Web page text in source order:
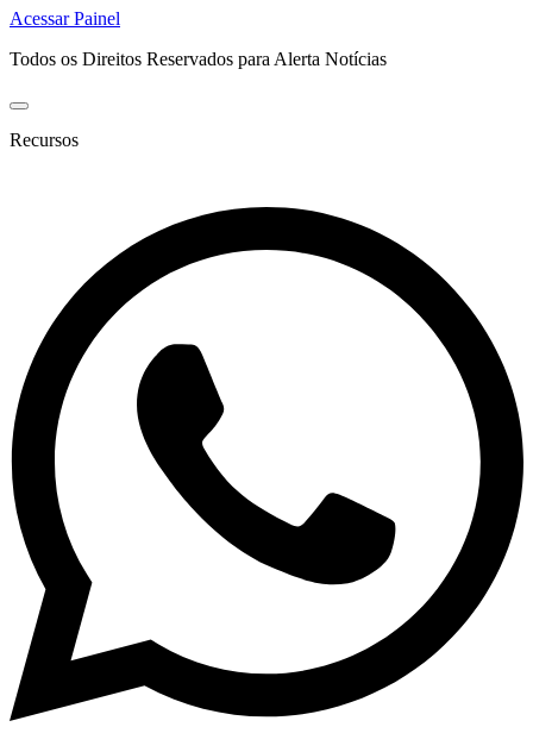
Acessar Painel
Todos os Direitos Reservados para Alerta Notícias
Recursos